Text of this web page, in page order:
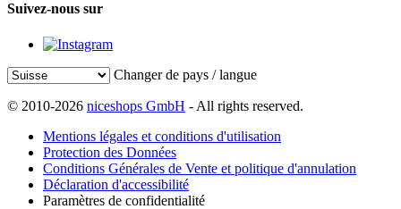
Suivez-nous sur
Changer de pays / langue
© 2010-2026 niceshops GmbH - All rights reserved.
Mentions légales et conditions d'utilisation
Protection des Données
Conditions Générales de Vente et politique d'annulation
Déclaration d'accessibilité
Paramètres de confidentialité